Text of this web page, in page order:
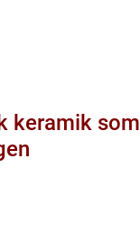
keramik som